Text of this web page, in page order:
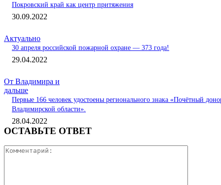
Покровский край как центр притяжения
30.09.2022
Актуально
30 апреля российской пожарной охране — 373 года!
29.04.2022
От Владимира и
дальше
Первые 166 человек удостоены регионального знака «Почётный
Владимирской области».
28.04.2022
ОСТАВЬТЕ ОТВЕТ